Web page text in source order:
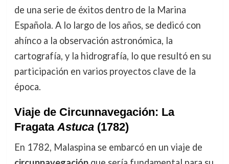
de una serie de éxitos dentro de la Marina
Española. A lo largo de los años, se dedicó con
ahínco a la observación astronómica, la
cartografía, y la hidrografía, lo que resultó en su
participación en varios proyectos clave de la
época.
Viaje de Circunnavegación: La
Fragata Astuca(1782)
En 1782, Malaspina se embarcó en un viaje de